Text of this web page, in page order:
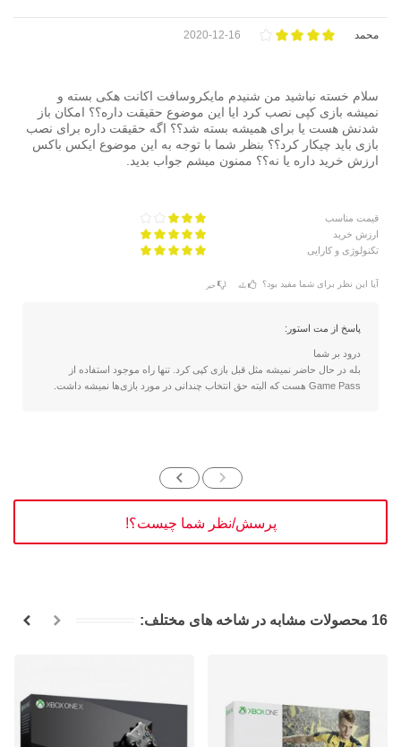
محمد 2020-12-16
سلام خسته نباشید من شنیدم مایکروسافت اکانت هکی بسته و
نمیشه بازی کپی نصب کرد ایا این موضوع حقیقت داره؟؟ امکان باز
شدنش هست یا برای همیشه بسته شد؟؟ اگه حقیقت داره برای نصب
بازی باید چیکار کرد؟؟ بنظر شما با توجه به این موضوع ایکس باکس
ارزش خرید داره یا نه؟؟ ممنون میشم جواب بدید.
قیمت مناسب
ارزش خرید
تکنولوژی و کارایی
آیا این نظر برای شما مفید بود؟ بله خیر
پاسخ از مت استور:
درود بر شما
بله در حال حاضر نمیشه مثل قبل بازی کپی کرد. تنها راه موجود استفاده از
Game Pass هست که البته حق انتخاب چندانی در مورد بازی‌ها نمیشه داشت.
پرسش/نظر شما چیست؟!
16 محصولات مشابه در شاخه های مختلف: